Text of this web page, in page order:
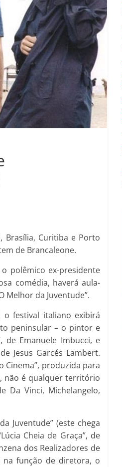
Brasília, Curitiba e Porto
de Brancaleone.
polêmico ex-presidente
comédia, haverá aula-
Melhor da Juventude”.
festival italiano exibirá
peninsular – o pintor e
de Emanuele Imbucci, e
Jesus Garcés Lambert.
Cinema”, produzida para
não é qualquer território
Da Vinci, Michelangelo,
Juventude” (este chega
Cheia de Graça”, de
dos Realizadores de
na função de diretora, o